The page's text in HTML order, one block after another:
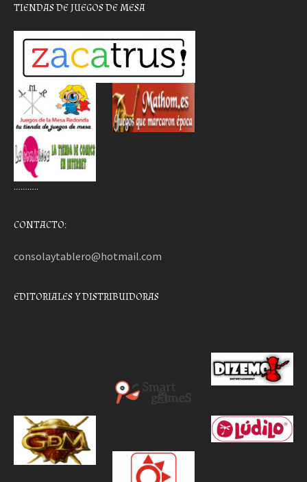
TIENDAS DE JUEGOS DE MESA
………..
CONTACTO:
consolaytablero@hotmail.com
EDITORIALES Y DISTRIBUIDORAS